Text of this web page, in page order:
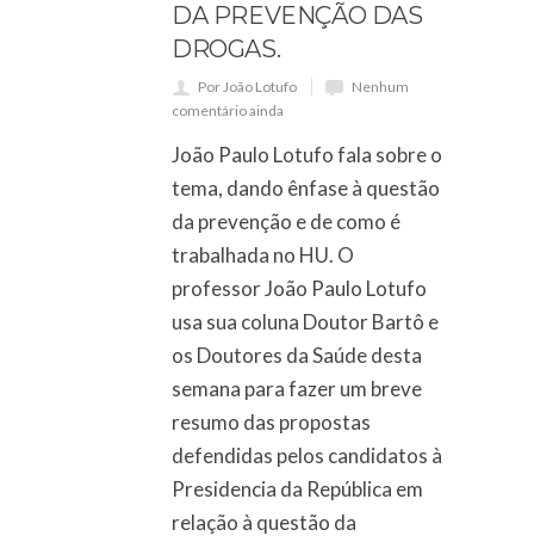
DA PREVENÇÃO DAS
DROGAS.
Por João Lotufo
Nenhum
comentário ainda
João Paulo Lotufo fala sobre o
tema, dando ênfase à questão
da prevenção e de como é
trabalhada no HU. O
professor João Paulo Lotufo
usa sua coluna Doutor Bartô e
os Doutores da Saúde desta
semana para fazer um breve
resumo das propostas
defendidas pelos candidatos à
Presidencia da República em
relação à questão da